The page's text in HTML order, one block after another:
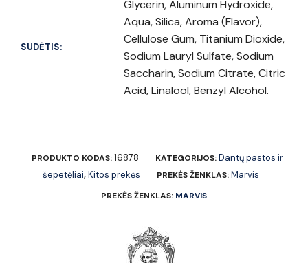
SUDĖTIS:
Glycerin, Aluminum Hydroxide,
Aqua, Silica, Aroma (Flavor),
Cellulose Gum, Titanium Dioxide,
Sodium Lauryl Sulfate, Sodium
Saccharin, Sodium Citrate, Citric
Acid, Linalool, Benzyl Alcohol.
PRODUKTO KODAS:16878 KATEGORIJOS:Dantų pastos ir
šepetėliai,Kitos prekės PREKĖS ŽENKLAS:Marvis
PREKĖS ŽENKLAS: MARVIS